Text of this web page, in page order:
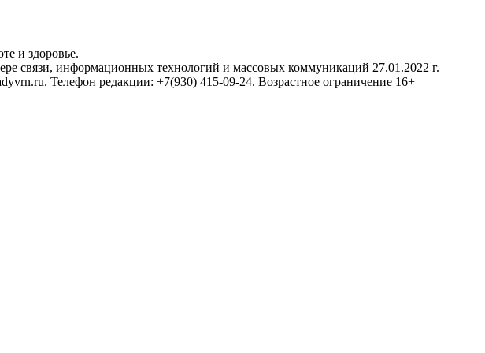
и здоровье.
связи, информационных технологий и массовых коммуникаций 27.01.2022 г.
Телефон редакции: +7(930) 415-09-24. Возрастное ограничение 16+